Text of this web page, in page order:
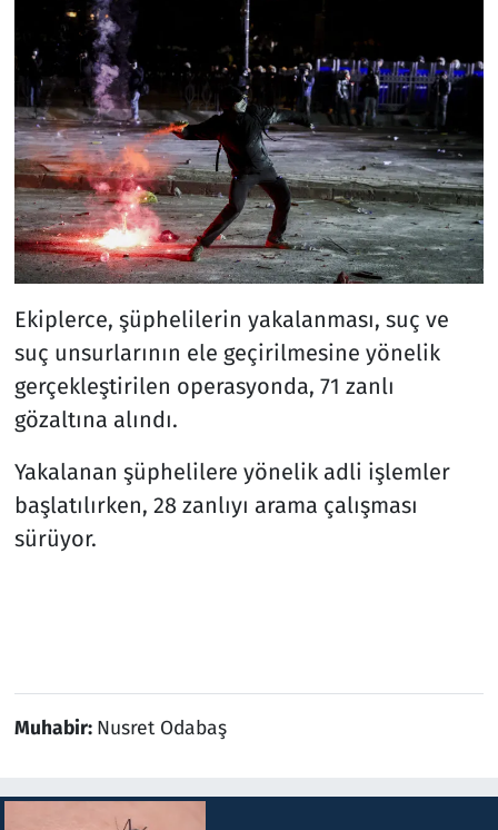
Ekiplerce, şüphelilerin yakalanması, suç ve
suç unsurlarının ele geçirilmesine yönelik
gerçekleştirilen operasyonda, 71 zanlı
gözaltına alındı.
Yakalanan şüphelilere yönelik adli işlemler
başlatılırken, 28 zanlıyı arama çalışması
sürüyor.
Muhabir: Nusret Odabaş